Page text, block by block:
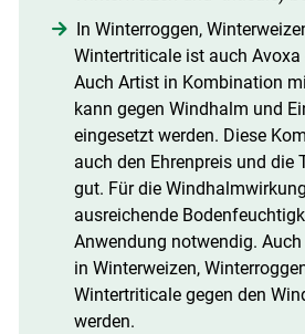
In Winterroggen,
Wintertriticale ist auch
Auch Artist in Kombination
kann gegen Windhalm und
eingesetzt werden. Diese
auch den Ehrenpreis und die
gut. Für die
ausreichende
Anwendung notwendig.
in Winterweizen,
Wintertriticale gegen den
werden.